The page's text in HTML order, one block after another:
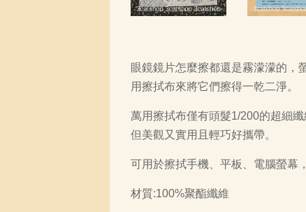
眼鏡鏡片怎麼擦都還是霧濛濛的，
用擦拭布來將它們擦得一乾二淨。
萬用擦拭布僅有頭髮1/200的超細
但美觀又實用且輕巧好攜帶。
可用於擦拭手機、平板、電腦螢幕
材質:100%聚酯纖維